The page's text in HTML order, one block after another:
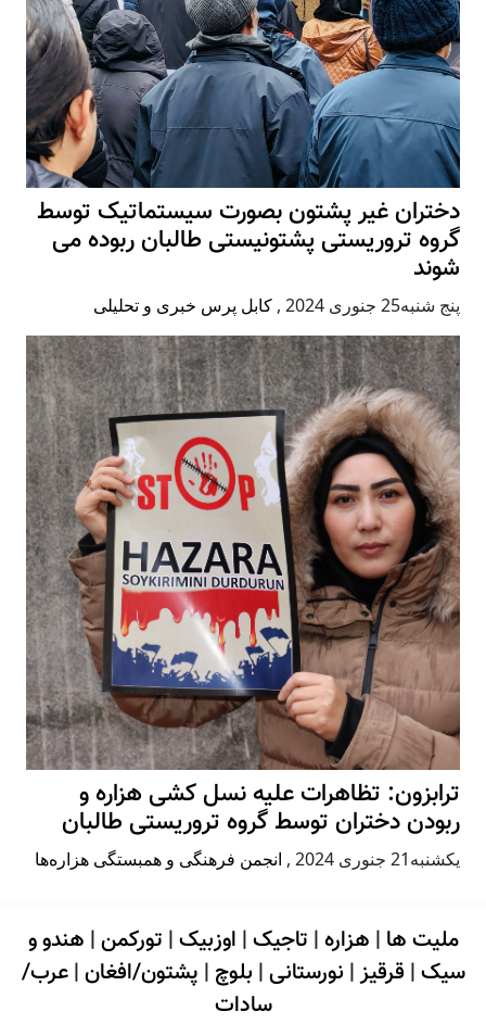
دختران غیر پشتون بصورت سیستماتیک توسط
گروه تروریستی پشتونیستی طالبان ربوده می
شوند
پنج شنبه25 جنوری 2024 , کابل پرس خبری و تحلیلی
ترابزون: تظاهرات علیه نسل کشی هزاره و
ربودن دختران توسط گروه تروریستی طالبان
يكشنبه21 جنوری 2024 , انجمن فرهنگی و همبستگی هزاره‌ها
ملیت ها | هزاره| تاجیک| اوزبیک| تورکمن| هندو و
سیک| قرقیز| نورستانی| بلوچ | پشتون/افغان|عرب/
سادات